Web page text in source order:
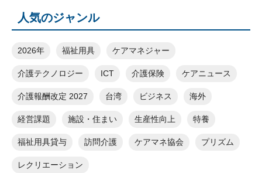
人気のジャンル
2026年 福祉用具 ケアマネジャー
介護テクノロジー ICT 介護保険 ケアニュース
介護報酬改定 2027 台湾 ビジネス 海外
経営課題 施設・住まい 生産性向上 特養
福祉用具貸与 訪問介護 ケアマネ協会 プリズム
レクリエーション